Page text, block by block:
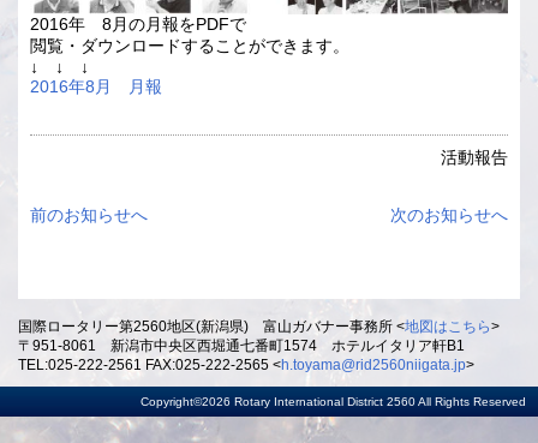
2016年 8月の月報をPDFで
閲覧・ダウンロードすることができます。
↓ ↓ ↓
2016年8月 月報
活動報告
前のお知らせへ 次のお知らせへ
国際ロータリー第2560地区(新潟県) 富山ガバナー事務所 <地図はこちら>
〒951-8061 新潟市中央区西堀通七番町1574 ホテルイタリア軒B1
TEL:025-222-2561 FAX:025-222-2565 <h.toyama@rid2560niigata.jp>
Copyright©2026 Rotary International District 2560 All Rights Reserved